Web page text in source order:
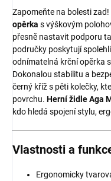
Zapomeňte na bolesti
opěrka s výškovým
přesně nastavit podporu
područky poskytují
odnímatelná krční opěrka
Dokonalou stabilitu a
černý kříž s pěti kolečky,
povrchu. Herní židle Aga
kdo hledá spojení stylu,
Vlastnosti a
Ergonomicky